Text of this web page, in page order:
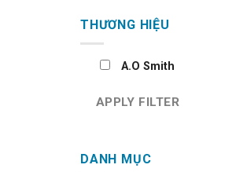
THƯƠNG HIỆU
A.O Smith
APPLY FILTER
DANH MỤC